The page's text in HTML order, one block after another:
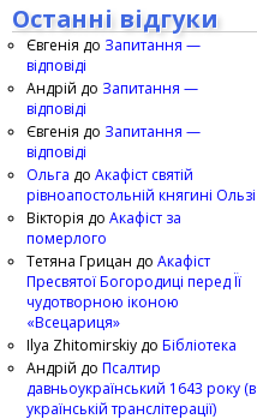
Останні відгуки
Євгенія до Запитання —
відповіді
Андрій до Запитання —
відповіді
Євгенія до Запитання —
відповіді
Ольга до Акафіст святій
рівноапостольній княгині Ользі
Вікторія до Акафіст за
померлого
Тетяна Грицан до Акафіст
Пресвятої Богородиці перед Її
чудотворною іконою
«Всецариця»
Ilya Zhitomirskiy до Бібліотека
Андрій до Псалтир
давньоукраїнський 1643 року (в
українській транслітерації)